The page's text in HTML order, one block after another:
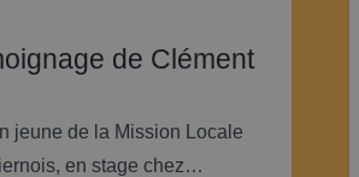
de Clément
jeune de la Mission Locale
en stage chez…